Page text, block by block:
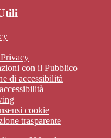
con il Pubblico
di accessibilità
cookie
trasparente